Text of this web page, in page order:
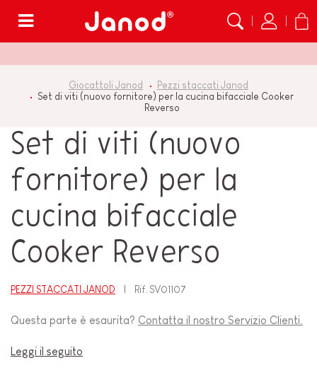
Giocattoli Janod
Pezzi staccati Janod
Set di viti (nuovo fornitore) per la cucina bifacciale Cooker
Reverso
Set di viti (nuovo
fornitore) per la
cucina bifacciale
Cooker Reverso
PEZZI STACCATI JANOD Rif. SV01107
Questa parte è esaurita? Contatta il nostro Servizio Clienti.
Leggi il seguito